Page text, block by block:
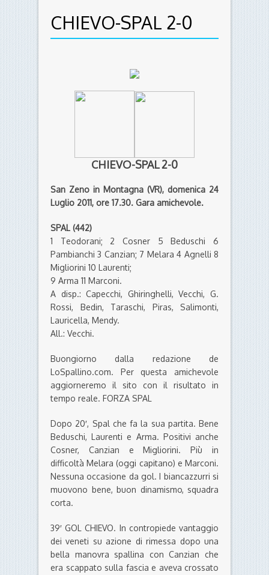
CHIEVO-SPAL 2-0
CHIEVO-SPAL 2-0
San Zeno in Montagna (VR), domenica 24
Luglio 2011, ore 17.30. Gara amichevole.
SPAL (442)
1 Teodorani; 2 Cosner 5 Beduschi 6
Pambianchi 3 Canzian; 7 Melara 4 Agnelli 8
Migliorini 10 Laurenti;
9 Arma 11 Marconi.
A disp.: Capecchi, Ghiringhelli, Vecchi, G.
Rossi, Bedin, Taraschi, Piras, Salimonti,
Lauricella, Mendy.
All.: Vecchi.
Buongiorno dalla redazione de
LoSpallino.com. Per questa amichevole
aggiorneremo il sito con il risultato in
tempo reale. FORZA SPAL
Dopo 20′, Spal che fa la sua partita. Bene
Beduschi, Laurenti e Arma. Positivi anche
Cosner, Canzian e Migliorini. Più in
difficoltà Melara (oggi capitano) e Marconi.
Nessuna occasione da gol. I biancazzurri si
muovono bene, buon dinamismo, squadra
corta.
39′ GOL CHIEVO. In contropiede vantaggio
dei veneti su azione di rimessa dopo una
bella manovra spallina con Canzian che
era scappato sulla fascia e aveva crossato